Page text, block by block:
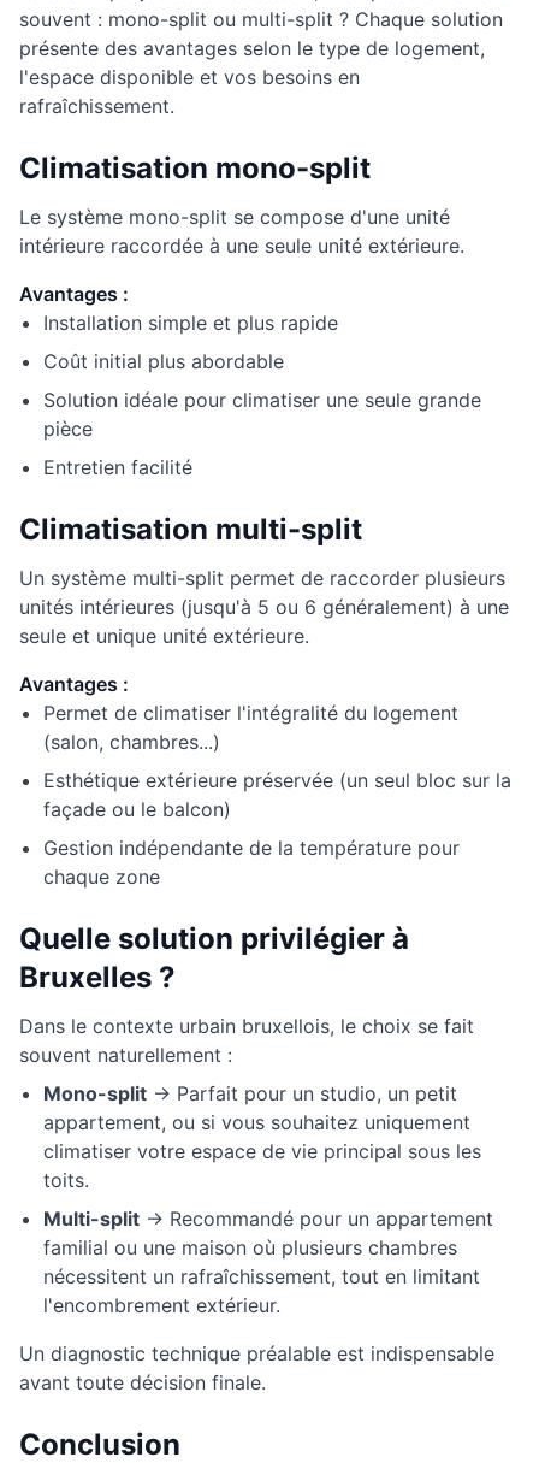
souvent : mono-split ou multi-split ? Chaque solution
présente des avantages selon le type de logement,
l'espace disponible et vos besoins en
rafraîchissement.
Climatisation mono-split
Le système mono-split se compose d'une unité
intérieure raccordée à une seule unité extérieure.
Avantages :
Installation simple et plus rapide
Coût initial plus abordable
Solution idéale pour climatiser une seule grande
pièce
Entretien facilité
Climatisation multi-split
Un système multi-split permet de raccorder plusieurs
unités intérieures (jusqu'à 5 ou 6 généralement) à une
seule et unique unité extérieure.
Avantages :
Permet de climatiser l'intégralité du logement
(salon, chambres...)
Esthétique extérieure préservée (un seul bloc sur la
façade ou le balcon)
Gestion indépendante de la température pour
chaque zone
Quelle solution privilégier à
Bruxelles ?
Dans le contexte urbain bruxellois, le choix se fait
souvent naturellement :
Mono-split → Parfait pour un studio, un petit
appartement, ou si vous souhaitez uniquement
climatiser votre espace de vie principal sous les
toits.
Multi-split → Recommandé pour un appartement
familial ou une maison où plusieurs chambres
nécessitent un rafraîchissement, tout en limitant
l'encombrement extérieur.
Un diagnostic technique préalable est indispensable
avant toute décision finale.
Conclusion